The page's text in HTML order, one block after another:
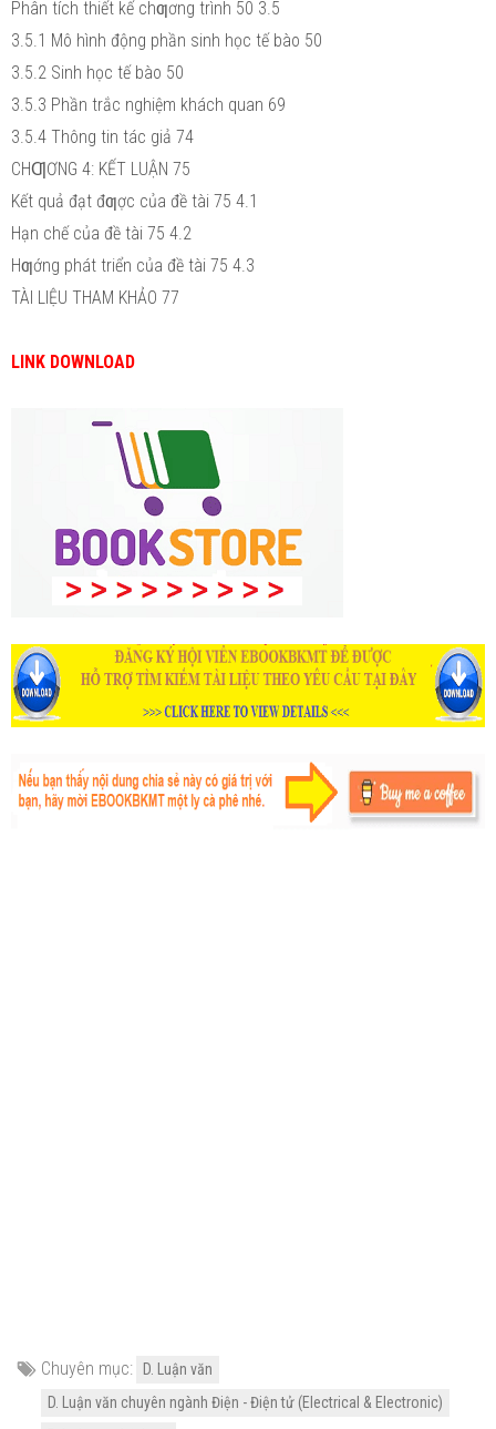
Phân tích thiết kế chƣơng trình 50 3.5
3.5.1 Mô hình động phần sinh học tế bào 50
3.5.2 Sinh học tế bào 50
3.5.3 Phần trắc nghiệm khách quan 69
3.5.4 Thông tin tác giả 74
CHƢƠNG 4: KẾT LUẬN 75
Kết quả đạt đƣợc của đề tài 75 4.1
Hạn chế của đề tài 75 4.2
Hƣớng phát triển của đề tài 75 4.3
TÀI LIỆU THAM KHẢO 77
LINK DOWNLOAD
Chuyên mục:
D. Luận văn
D. Luận văn chuyên ngành Điện - Điện tử (Electrical & Electronic)